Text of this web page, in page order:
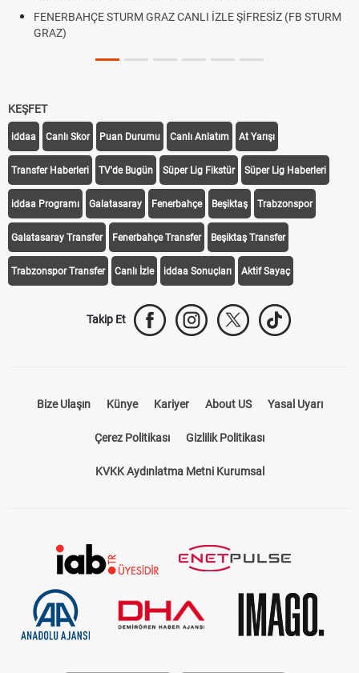
FENERBAHÇE STURM GRAZ CANLI İZLE ŞİFRESİZ (FB STURM
GRAZ)
KEŞFET
iddaa Canlı Skor Puan Durumu Canlı Anlatım At Yarışı
Transfer Haberleri TV'de Bugün Süper Lig Fikstür Süper Lig Haberleri
iddaa Programı Galatasaray Fenerbahçe Beşiktaş Trabzonspor
Galatasaray Transfer Fenerbahçe Transfer Beşiktaş Transfer
Trabzonspor Transfer Canlı İzle iddaa Sonuçları Aktif Sayaç
Takip Et
Bize Ulaşın Künye Kariyer About US Yasal Uyarı
Çerez Politikası Gizlilik Politikası
KVKK Aydınlatma Metni Kurumsal